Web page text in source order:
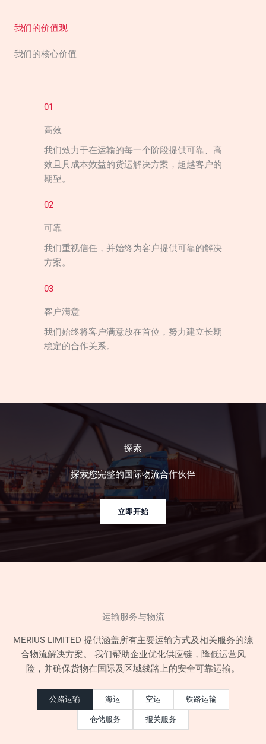
我们的价值观
我们的核心价值
01
高效
我们致力于在运输的每一个阶段提供可靠、高
效且具成本效益的货运解决方案，超越客户的
期望。
02
可靠
我们重视信任，并始终为客户提供可靠的解决
方案。
03
客户满意
我们始终将客户满意放在首位，努力建立长期
稳定的合作关系。
探索
探索您完整的国际物流合作伙伴
立即开始
运输服务与物流
MERIUS LIMITED 提供涵盖所有主要运输方式及相关服务的综
合物流解决方案。 我们帮助企业优化供应链，降低运营风
险，并确保货物在国际及区域线路上的安全可靠运输。
公路运输 海运 空运
铁路运输
仓储服务
报关服务